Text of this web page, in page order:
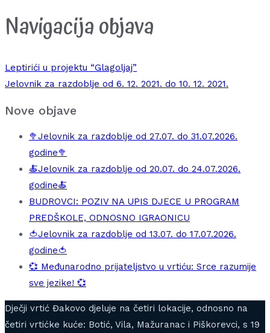
Navigacija objava
Leptirići u projektu “Glagoljaj”
Jelovnik za razdoblje od 6. 12. 2021. do 10. 12. 2021.
Nove objave
🥦Jelovnik za razdoblje od 27.07. do 31.07.2026.
godine🥦
🍝Jelovnik za razdoblje od 20.07. do 24.07.2026.
godine🍝
BUDROVCI: POZIV NA UPIS DJECE U PROGRAM
PREDŠKOLE, ODNOSNO IGRAONICU
🍅Jelovnik za razdoblje od 13.07. do 17.07.2026.
godine🍅
💞 Međunarodno prijateljstvo u vrtiću: Srce razumije
sve jezike! 💞
Dječji vrtić Đakovo djeluje na četiri lokacije, odnosno na
četiri vrtićke kuće: Botić, Vila, Mažuranac i Piškorevci, s 19